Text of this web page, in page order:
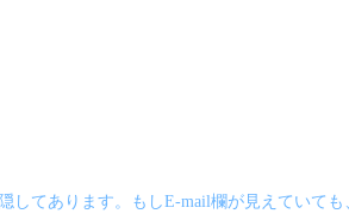
てあります。もしE-mail欄が見えていても